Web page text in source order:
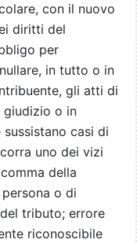
con il nuovo
diritti del
per
in tutto o in
gli atti di
giudizio o in
casi di
uno dei vizi
della
o di
tributo; errore
riconoscibile